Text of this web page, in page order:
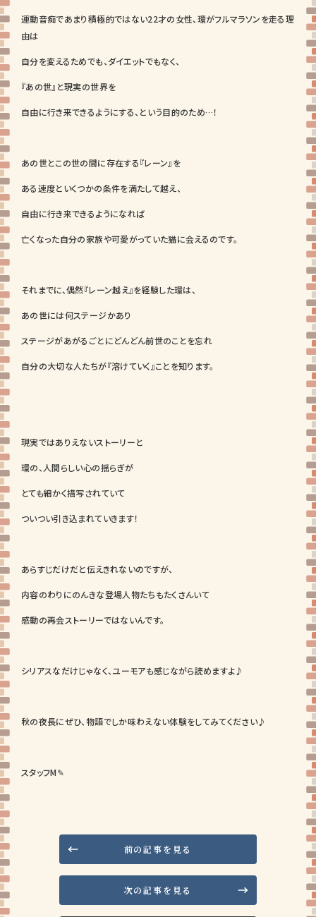
運動音痴であまり積極的ではない22才の女性、環がフルマラソンを走る理
由は
自分を変えるためでも、ダイエットでもなく、
『あの世』と現実の世界を
自由に行き来できるようにする、という目的のため…！
あの世とこの世の間に存在する『レーン』を
ある速度といくつかの条件を満たして越え、
自由に行き来できるようになれば
亡くなった自分の家族や可愛がっていた猫に会えるのです。
それまでに、偶然『レーン越え』を経験した環は、
あの世には何ステージかあり
ステージがあがるごとにどんどん前世のことを忘れ
自分の大切な人たちが『溶けていく』ことを知ります。
現実ではありえないストーリーと
環の、人間らしい心の揺らぎが
とても細かく描写されていて
ついつい引き込まれていきます！
あらすじだけだと伝えきれないのですが、
内容のわりにのんきな登場人物たちもたくさんいて
感動の再会ストーリーではないんです。
シリアスなだけじゃなく、ユーモアも感じながら読めますよ♪
秋の夜長にぜひ、物語でしか味わえない体験をしてみてください♪
スタッフM✎
前の記事を見る
次の記事を見る